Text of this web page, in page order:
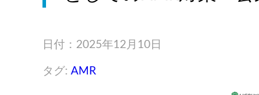
日付：2025年12月10日
タグ: AMR